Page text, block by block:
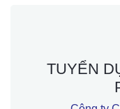
TUYỂN